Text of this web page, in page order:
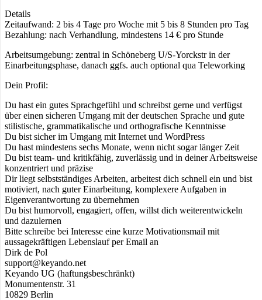
Details
Zeitaufwand: 2 bis 4 Tage pro Woche mit 5 bis 8 Stunden pro Tag
Bezahlung: nach Verhandlung, mindestens 14 € pro Stunde
Arbeitsumgebung: zentral in Schöneberg U/S-Yorckstr in der
Einarbeitungsphase, danach ggfs. auch optional qua Teleworking
Dein Profil:
Du hast ein gutes Sprachgefühl und schreibst gerne und verfügst
über einen sicheren Umgang mit der deutschen Sprache und gute
stilistische, grammatikalische und orthografische Kenntnisse
Du bist sicher im Umgang mit Internet und WordPress
Du hast mindestens sechs Monate, wenn nicht sogar länger Zeit
Du bist team- und kritikfähig, zuverlässig und in deiner Arbeitsweise
konzentriert und präzise
Dir liegt selbstständiges Arbeiten, arbeitest dich schnell ein und bist
motiviert, nach guter Einarbeitung, komplexere Aufgaben in
Eigenverantwortung zu übernehmen
Du bist humorvoll, engagiert, offen, willst dich weiterentwickeln
und dazulernen
Bitte schreibe bei Interesse eine kurze Motivationsmail mit
aussagekräftigen Lebenslauf per Email an
Dirk de Pol
support@keyando.net
Keyando UG (haftungsbeschränkt)
Monumentenstr. 31
10829 Berlin